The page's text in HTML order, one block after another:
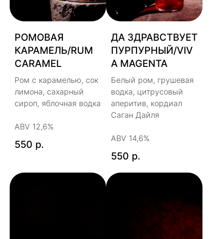
РОМОВАЯ
КАРАМЕЛЬ/RUM
CARAMEL
Ром с карамелью, сок
лимона, сахарный
сироп, яблочная водка
ABV 12,6%
550 р.
ДА ЗДРАВСТВУЕТ
ПУРПУРНЫЙ/VIV
A MAGENTA
Белый ром, грушевая
водка, цитрусовый
аперитив, кордиал
Саган Дайля
ABV 14,6%
550 р.